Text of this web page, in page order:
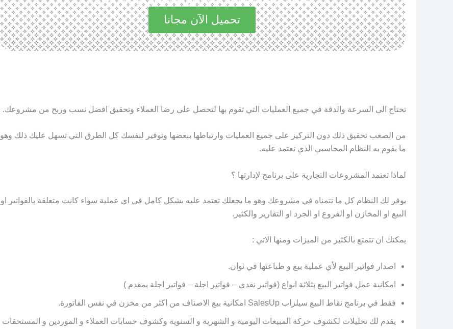
تحميل الآن مجانا
تحتاج الى السرعة والدقة في جميع العمليات التي تقوم بها لتحصل على رضا العملاء وتحقيق افضل نسب وربح من مشروعك.
من الصعب تحقيق ذلك دون التركيز على جميع العمليات وارتباطها ببعضها وتوفير لنفسك كل الطرق التي تسهل عليك ذلك وهو
ما يقوم به النظام المحاسبي الذي تعتمد عليه.
لماذا تعتمد المشروعات التجارية على برنامج لإدارتها ؟
يوفر لك النظام كل ما تتمناه في مشروعك وهو ما يجعلك تعتمد عليه بشكل كامل في اي عملية سواء كانت متعلقة بالفواتير او
البيع او المخازن او الفروع او الجرد او التقارير والكثير.
يمكنك ان تتمتع بالكثير من الميزات ومنها الاتي :
اصدار فواتير البيع لأي عملية بيع و طباعتها في ثوان.
امكانية عمل فواتير البيع بثلاثة انواع (فواتير نقدى – فواتير اجلة – فواتير اجلة بمقدم )
فقط في برنامج نقاط البيع سيلزاب SalesUp امكانية بيع الاصناف من اكثر من مخزن في نفس الفاتورة.
يقدم لك تحليلات لكشوف حركة المبيعات اليومية و الشهرية و السنوية وكشوف حسابات العملاء و الموردين و المستحقات